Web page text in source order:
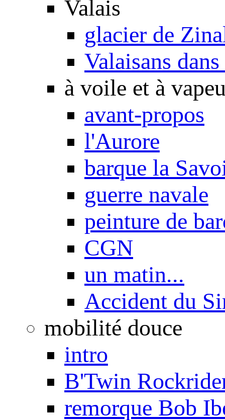
Valais
glacier de
Valaisans
à voile et à
avant-propos
l'Aurore
barque la
guerre navale
peinture de
CGN
un matin...
Accident du
mobilité douce
intro
B'Twin
remorque Bob